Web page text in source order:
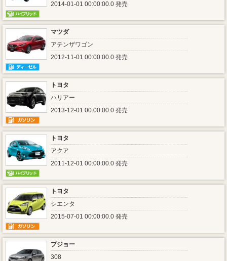
2014-01-01 00:00:00.0 発売
マツダ
アテンザワゴン
2012-11-01 00:00:00.0 発売
トヨタ
ハリアー
2013-12-01 00:00:00.0 発売
トヨタ
アクア
2011-12-01 00:00:00.0 発売
トヨタ
シエンタ
2015-07-01 00:00:00.0 発売
プジョー
308